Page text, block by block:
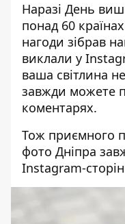
Наразі День
понад 60
нагоди зібрав
виклали у
ваша світлина
завжди можете
коментарях.
Тож приємного
фото Дніпра
Instagram-